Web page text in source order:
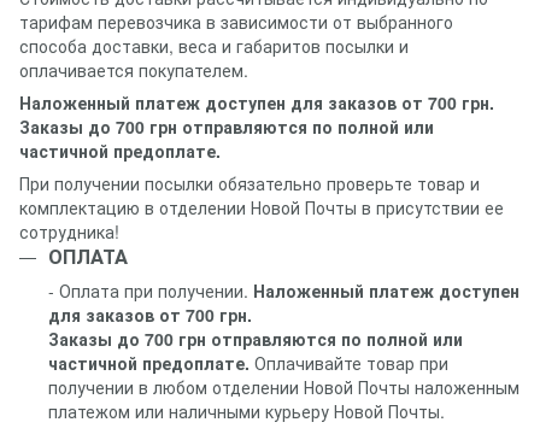
тарифам перевозчика в зависимости от выбранного
способа доставки, веса и габаритов посылки и
оплачивается покупателем.
Наложенный платеж доступен для заказов от 700 грн.
Заказы до 700 грн отправляются по полной или
частичной предоплате.
При получении посылки обязательно проверьте товар и
комплектацию в отделении Новой Почты в присутствии ее
сотрудника!
ОПЛАТА
- Оплата при получении. Наложенный платеж доступен
для заказов от 700 грн.
Заказы до 700 грн отправляются по полной или
частичной предоплате. Оплачивайте товар при
получении в любом отделении Новой Почты наложенным
платежом или наличными курьеру Новой Почты.